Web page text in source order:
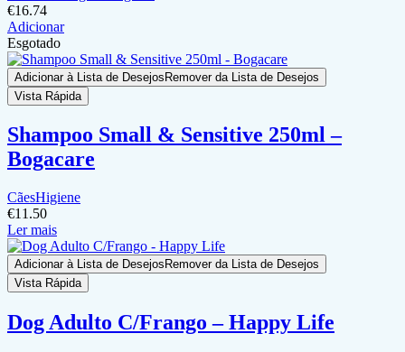
€16.74
Adicionar
Esgotado
Adicionar à Lista de DesejosRemover da Lista de Desejos
Vista Rápida
Shampoo Small & Sensitive 250ml –
Bogacare
CãesHigiene
€11.50
Ler mais
Adicionar à Lista de Desejos Remover da Lista de Desejos
Vista Rápida
Dog Adulto C/Frango – Happy Life